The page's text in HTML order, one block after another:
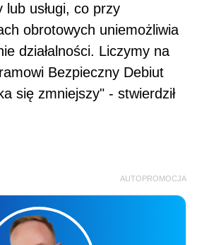
usługi, co przy
obrotowych uniemożliwia
działalności. Liczymy na
Bezpieczny Debiut
się zmniejszy" - stwierdził
AUTOPROMOCJA